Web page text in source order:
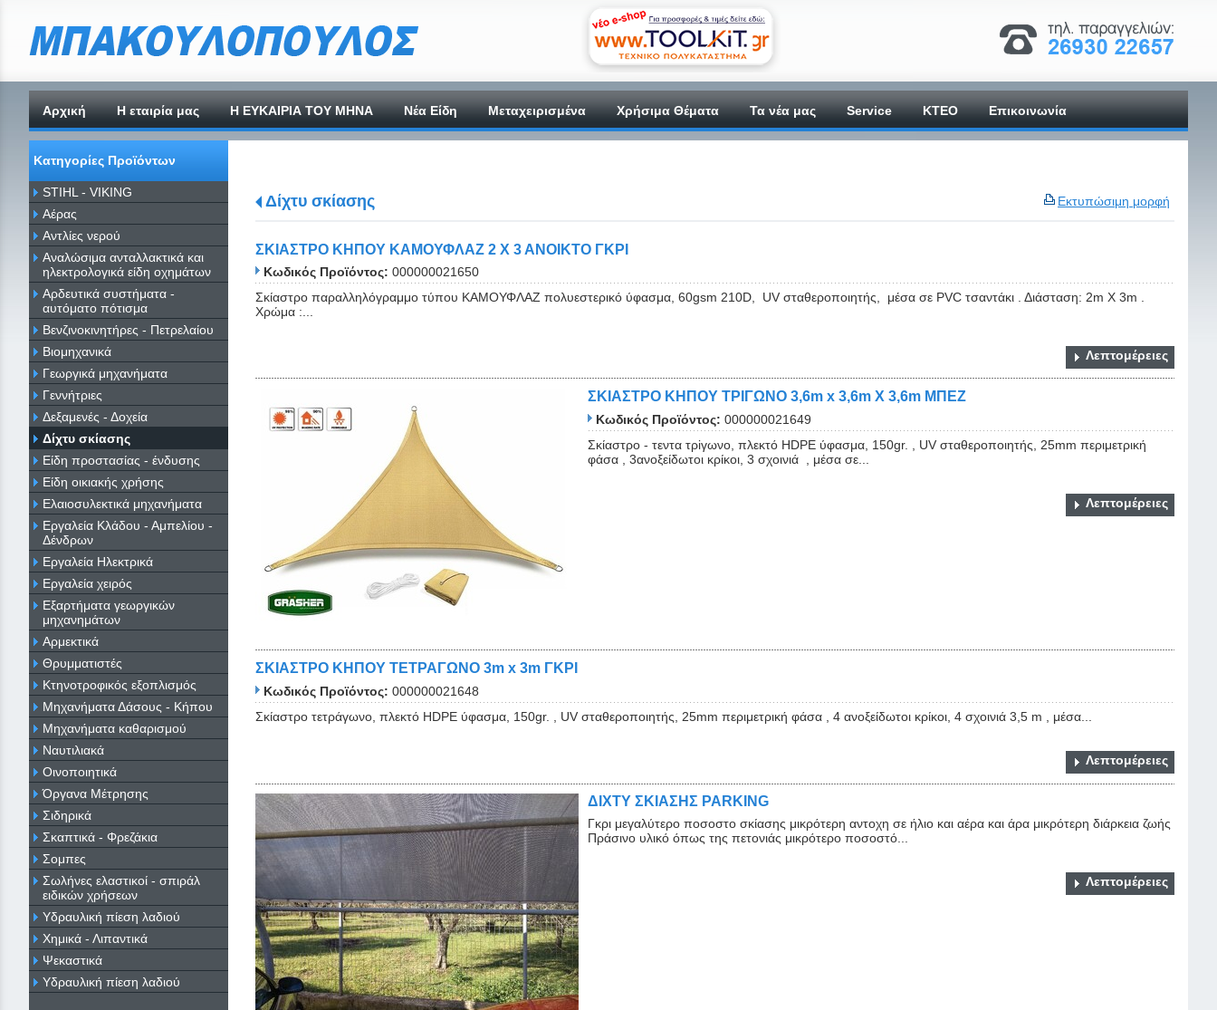
Αρχική H εταιρία μας Η ΕΥΚΑΙΡΙΑ ΤΟΥ ΜΗΝΑ Νέα Είδη Μεταχειρισμένα Χρήσιμα Θέματα Τα νέα μας Service ΚΤΕΟ Επικοινωνία
Κατηγορίες Προϊόντων
STIHL - VIKING
Αέρας
Αντλίες νερού
Αναλώσιμα ανταλλακτικά και
ηλεκτρολογικά είδη οχημάτων
Αρδευτικά συστήματα -
αυτόματο πότισμα
Βενζινοκινητήρες - Πετρελαίου
Βιομηχανικά
Γεωργικά μηχανήματα
Γεννήτριες
Δεξαμενές - Δοχεία
Δίχτυ σκίασης
Είδη προστασίας - ένδυσης
Είδη οικιακής χρήσης
Ελαιοσυλεκτικά μηχανήματα
Εργαλεία Κλάδου - Αμπελίου -
Δένδρων
Εργαλεία Ηλεκτρικά
Εργαλεία χειρός
Εξαρτήματα γεωργικών
μηχανημάτων
Αρμεκτικά
Θρυμματιστές
Κτηνοτροφικός εξοπλισμός
Μηχανήματα Δάσους - Κήπου
Μηχανήματα καθαρισμού
Ναυτιλιακά
Οινοποιητικά
Όργανα Μέτρησης
Σιδηρικά
Σκαπτικά - Φρεζάκια
Σομπες
Σωλήνες ελαστικοί - σπιράλ
ειδικών χρήσεων
Υδραυλική πίεση λαδιού
Χημικά - Λιπαντικά
Ψεκαστικά
Υδραυλική πίεση λαδιού
Εκτυπώσιμη μορφή
Δίχτυ σκίασης
ΣΚΙΑΣΤΡΟ ΚΗΠΟΥ ΚΑΜΟΥΦΛΑΖ 2 Χ 3 ΑΝΟΙΚΤΟ ΓΚΡΙ
Κωδικός Προϊόντος: 000000021650
Σκίαστρο παραλληλόγραμμο τύπου ΚΑΜΟΥΦΛΑΖ πολυεστερικό ύφασμα, 60gsm 210D, UV σταθεροποιητής, μέσα σε PVC τσαντάκι . Διάσταση: 2m Χ 3m .
Χρώμα :...
Λεπτομέρειες
ΣΚΙΑΣΤΡΟ ΚΗΠΟΥ ΤΡΙΓΩΝO 3,6m x 3,6m Χ 3,6m ΜΠΕΖ
Κωδικός Προϊόντος: 000000021649
Σκίαστρο - τεντα τρiγωνο, πλεκτό HDPE ύφασμα, 150gr. , UV σταθεροποιητής, 25mm περιμετρική
φάσα , 3ανοξείδωτοι κρίκοι, 3 σχοινιά , μέσα σε...
Λεπτομέρειες
ΣΚΙΑΣΤΡΟ ΚΗΠΟΥ ΤΕΤΡΑΓΩΝΟ 3m x 3m ΓΚΡΙ
Κωδικός Προϊόντος: 000000021648
Σκίαστρο τετράγωνο, πλεκτό HDPE ύφασμα, 150gr. , UV σταθεροποιητής, 25mm περιμετρική φάσα , 4 ανοξείδωτοι κρίκοι, 4 σχοινιά 3,5 m , μέσα...
Λεπτομέρειες
ΔΙΧΤΥ ΣΚΙΑΣΗΣ PARKING
Γκρι μεγαλύτερο ποσοστο σκίασης μικρότερη αντοχη σε ήλιο και αέρα και άρα μικρότερη διάρκεια ζωής
Πράσινο υλικό όπως της πετονιάς μικρότερο ποσοστό...
Λεπτομέρειες